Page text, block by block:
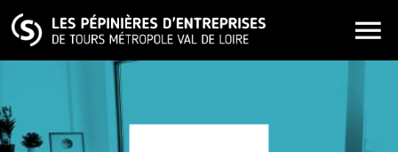
ALLER AU CONTENU PRINCIPAL